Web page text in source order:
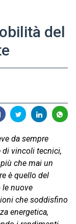
del
da sempre
vincoli tecnici,
che mai un
è quello del
le nuove
che soddisfino
energetica,